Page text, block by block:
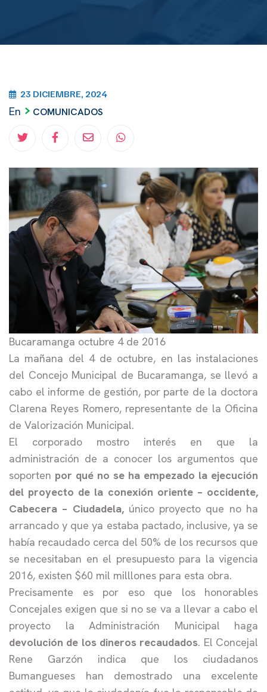
23 DICIEMBRE, 2024
En COMUNICADOS
Bucaramanga octubre 4 de 2016
La mañana del 4 de octubre, en las instalaciones
del Concejo Municipal de Bucaramanga, se llevó a
cabo el informe de gestión, por parte de la doctora
Clarena Reyes Romero, representante de la Oficina
de Valorización Municipal.
El corporado mostro interés en que la
administración de a conocer los argumentos que
soporten por qué no se ha empezado la ejecución
del proyecto de la conexión oriente – occidente,
Cabecera – Ciudadela, único proyecto que no ha
arrancado y que ya estaba pactado, inclusive, ya se
había recaudado cerca del 50% de los recursos que
se necesitaban en el presupuesto para la vigencia
2016, existen $60 mil milllones para esta obra.
Precisamente es por eso que los honorables
Concejales exigen que si no se va a llevar a cabo el
proyecto la Administración Municipal haga
devolución de los dineros recaudados. El Concejal
Rene Garzón indica que los ciudadanos
Bumangueses han demostrado una excelente